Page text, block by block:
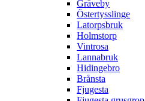
Gräveby
Östertysslinge
Latorpsbruk
Holmstorp
Vintrosa
Lannabruk
Hidingebro
Brånsta
Fjugesta